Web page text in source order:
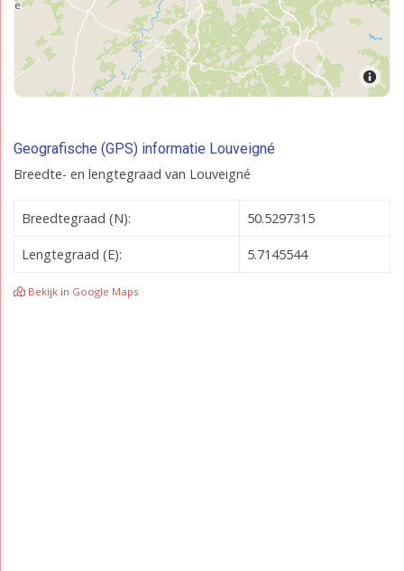
Geografische (GPS) informatie Louveigné
Breedte- en lengtegraad van Louveigné
Breedtegraad (N): 50.5297315
Lengtegraad (E): 5.7145544
Bekijk in Google Maps